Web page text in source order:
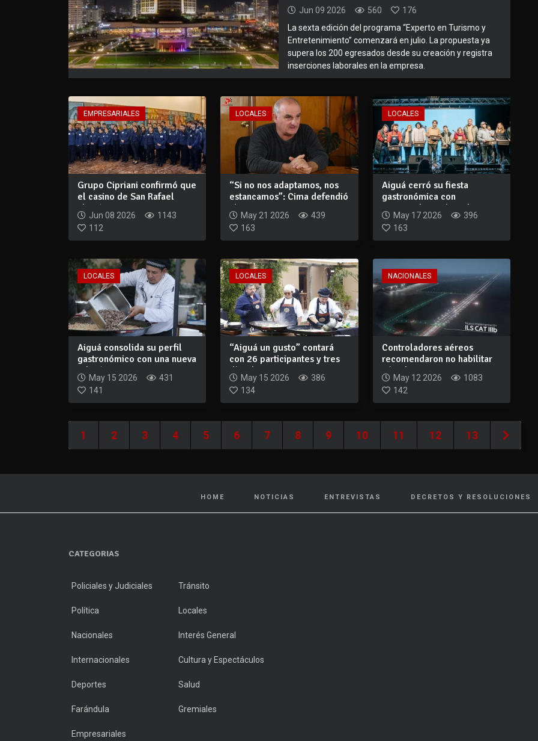
Jun 09 2026 560
176
La sexta edición del programa “Experto en Turismo y
Entretenimiento” comenzará en julio. La propuesta ya
supera los 200 egresados desde su creación y registra
inserciones laborales en la empresa.
EMPRESARIALES
Grupo Cipriani confirmó que
el casino de San Rafael
abrirá e...
Jun 08 2026
1143
112
LOCALES
“Si no nos adaptamos, nos
estancamos”: Cima defendió
altura...
May 21 2026
439
163
LOCALES
Aiguá cerró su fiesta
gastronómica con
competidores de todo...
May 17 2026
396
163
LOCALES
Aiguá consolida su perfil
gastronómico con una nueva
edición...
May 15 2026
431
141
LOCALES
“Aiguá un gusto” contará
con 26 participantes y tres
días de...
May 15 2026
386
134
NACIONALES
Controladores aéreos
recomendaron no habilitar
aún el nuevo...
May 12 2026
1083
142
1 2 3 4 5 6 7 8 9 10 11 12 13
HOME NOTICIAS ENTREVISTAS DECRETOS Y RESOLUCIONES
CATEGORIAS
Policiales y Judiciales Tránsito
Política Locales
Nacionales Interés General
Internacionales Cultura y Espectáculos
Deportes Salud
Farándula Gremiales
Empresariales